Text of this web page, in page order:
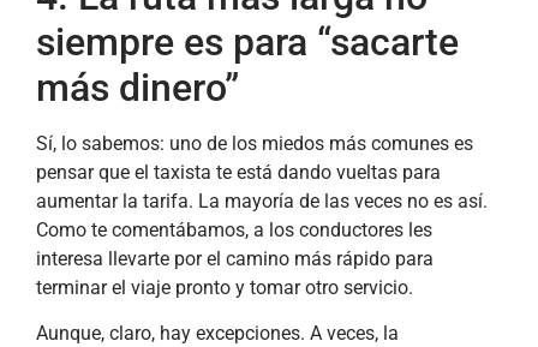
siempre es para “sacarte
más dinero”
Sí, lo sabemos: uno de los miedos más comunes es
pensar que el taxista te está dando vueltas para
aumentar la tarifa. La mayoría de las veces no es así.
Como te comentábamos, a los conductores les
interesa llevarte por el camino más rápido para
terminar el viaje pronto y tomar otro servicio.
Aunque, claro, hay excepciones. A veces, la